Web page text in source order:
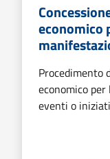
economico
Procedimento
economico
eventi o